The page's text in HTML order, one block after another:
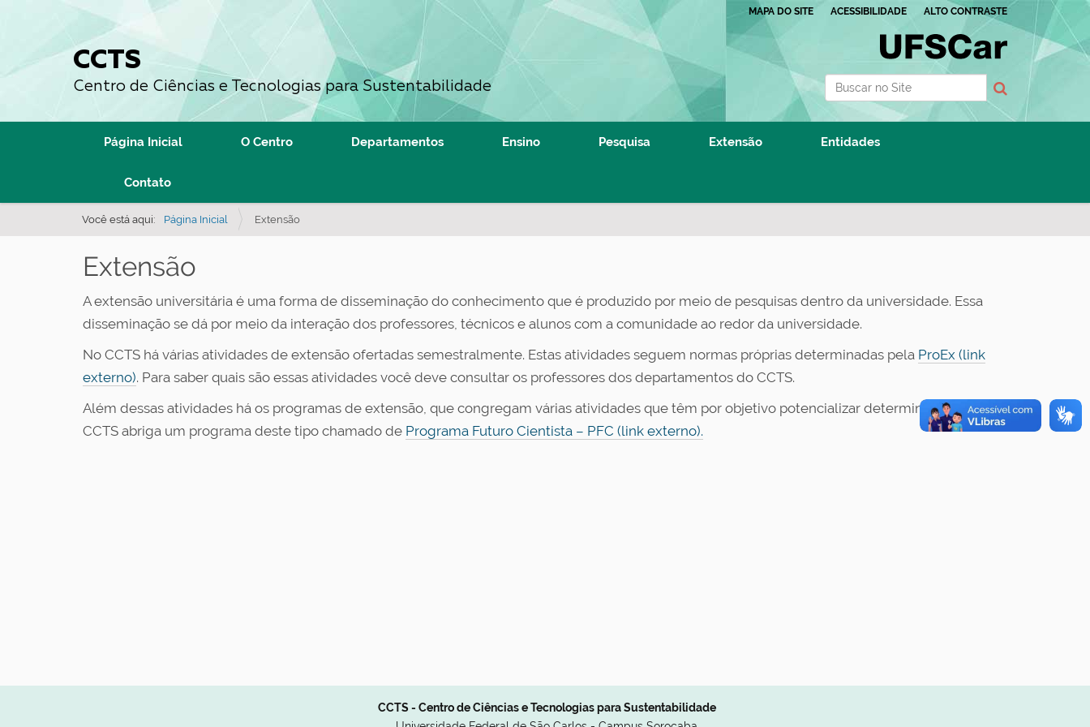
CCTS
Centro de Ciências e Tecnologias para Sustentabilidade Busca
Busca Avançada…
MAPA DO SITE ACESSIBILIDADE ALTO CONTRASTE
e
Página Inicial O Centro Departamentos Ensino Pesquisa Extensão Entidades
Contato
Você está aqui: Página Inicial Extensão
Extensão
A extensão universitária é uma forma de disseminação do conhecimento que é produzido por meio de pesquisas dentro da universidade. Essa
disseminação se dá por meio da interação dos professores, técnicos e alunos com a comunidade ao redor da universidade.
No CCTS há várias atividades de extensão ofertadas semestralmente. Estas atividades seguem normas próprias determinadas pela ProEx (link
externo). Para saber quais são essas atividades você deve consultar os professores dos departamentos do CCTS.
Além dessas atividades há os programas de extensão, que congregam várias atividades que têm por objetivo potencializar determinada área. O
CCTS abriga um programa deste tipo chamado de Programa Futuro Cientista – PFC (link externo).
CCTS - Centro de Ciências e Tecnologias para Sustentabilidade